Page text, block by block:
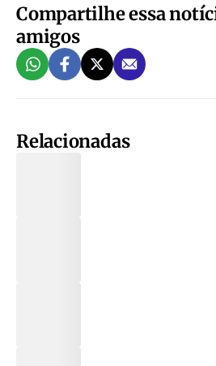
Compartilhe essa
amigos
Relacionadas